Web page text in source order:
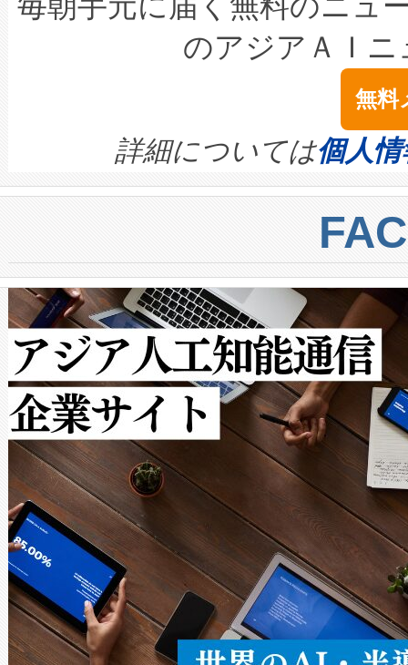
す。「当社のfully-connected
ームを利用すれば、6,000万
きます。この効率性は、フェ
テリー性能の劣化によるダウ
念は、現在データセンターが
ます。 Voltaiq provides a
quality and reliability for AI
BESS stack to ensure battery
centers. Voltaiqは、ai&のAI
からシステム統合、試運転、
クルの各段階のデータを監視
[…]
LiDAR for Inspections,
は1535 nmレーザーを搭載。
イズの小径化を実現すること
す。ノーマルモードでは、
ートル先まで検出でき、これ
トに対して約600メートルに
では、反射率10％のターゲッ
で向上し、最大検知距離は
ットだけで最大1キロメート
ルの変電所周囲を監視でき、
作業と点群処理を簡素化でき
Avia 2は、2種類のFOVオプシ
× 80°のノーマルモード、長
ードを切り替えて使用するこ
ることなく、単一のデバイス
うにします。遠距離まで届く
密度なスキャ […]
のアジアＡＩ
無料
詳細については個人